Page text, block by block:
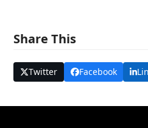
Share This
Twitter Facebook